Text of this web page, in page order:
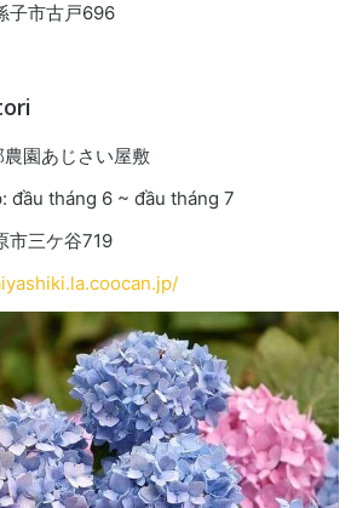
子市古戸696
園あじさい屋敷
đầu tháng 6 ~ đầu tháng 7
市三ケ谷719